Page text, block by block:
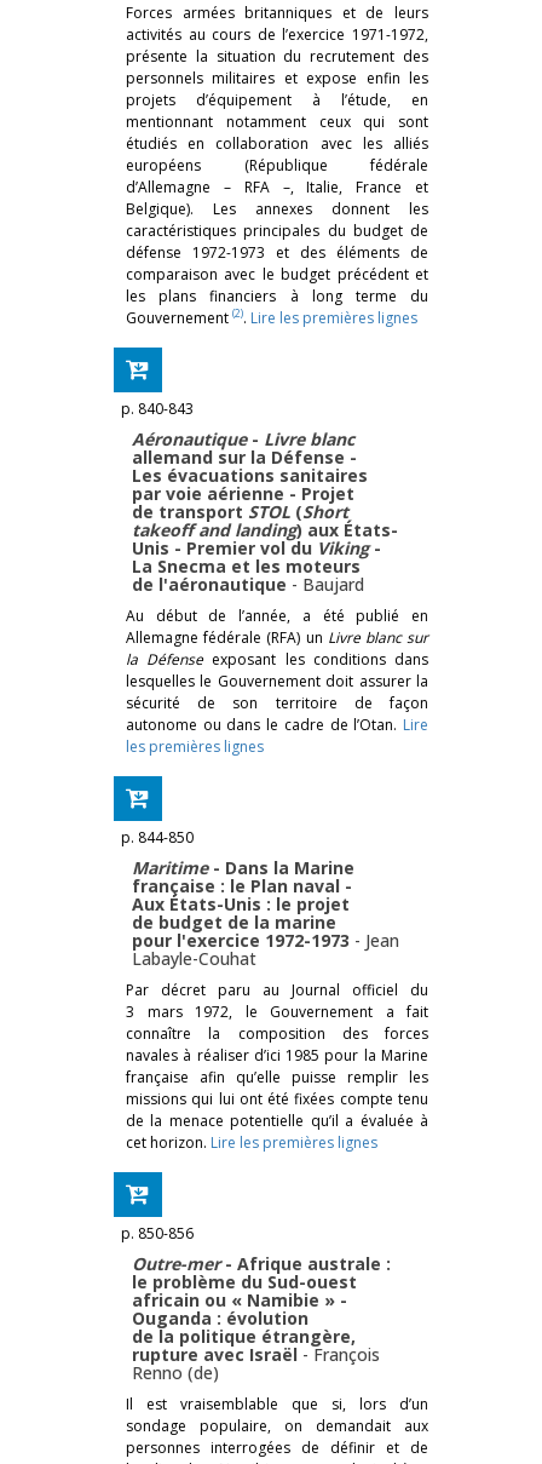
Forces armées britanniques et de leurs
activités au cours de l’exercice 1971-1972,
présente la situation du recrutement des
personnels militaires et expose enfin les
projets d’équipement à l’étude, en
mentionnant notamment ceux qui sont
étudiés en collaboration avec les alliés
européens (République fédérale
d’Allemagne – RFA –, Italie, France et
Belgique). Les annexes donnent les
caractéristiques principales du budget de
défense 1972-1973 et des éléments de
comparaison avec le budget précédent et
les plans financiers à long terme du
Gouvernement (2). Lire les premières lignes
p. 840-843
Aéronautique - Livre blanc
allemand sur la Défense -
Les évacuations sanitaires
par voie aérienne - Projet
de transport STOL (Short
takeoff and landing) aux États-
Unis - Premier vol du Viking-
La Snecma et les moteurs
de l'aéronautique - Baujard
Au début de l’année, a été publié en
Allemagne fédérale (RFA) un Livre blanc sur
la Défenseexposant les conditions dans
lesquelles le Gouvernement doit assurer la
sécurité de son territoire de façon
autonome ou dans le cadre de l’Otan. Lire
les premières lignes
p. 844-850
Maritime - Dans la Marine
française : le Plan naval -
Aux États-Unis : le projet
de budget de la marine
pour l'exercice 1972-1973 - Jean
Labayle-Couhat
Par décret paru au Journal officiel du
3 mars 1972, le Gouvernement a fait
connaître la composition des forces
navales à réaliser d’ici 1985 pour la Marine
française afin qu’elle puisse remplir les
missions qui lui ont été fixées compte tenu
de la menace potentielle qu’il a évaluée à
cet horizon. Lire les premières lignes
p. 850-856
Outre-mer- Afrique australe :
le problème du Sud-ouest
africain ou « Namibie » -
Ouganda : évolution
de la politique étrangère,
rupture avec Israël -François
Renno (de)
Il est vraisemblable que si, lors d’un
sondage populaire, on demandait aux
personnes interrogées de définir et de